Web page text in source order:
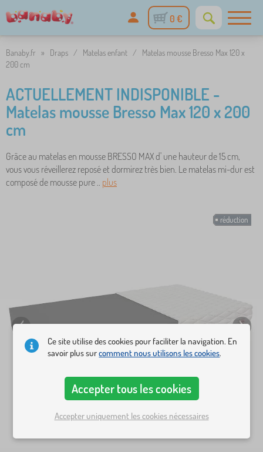
0 €
Banaby.fr » Draps / Matelas enfant /
Matelas mousse Bresso Max 120 x
200 cm
ACTUELLEMENT INDISPONIBLE -
Matelas mousse Bresso Max 120 x 200
cm
Grâce au matelas en mousse BRESSO MAX d' une hauteur de 15 cm,
vous vous réveillerez reposé et dormirez très bien. Le matelas mi-dur est
composé de mousse pure .. plus
réduction
Ce site utilise des cookies pour faciliter la navigation. En
savoir plus surcomment nous utilisons les cookies.
Accepter tous les cookies
Accepter uniquement les cookies nécessaires